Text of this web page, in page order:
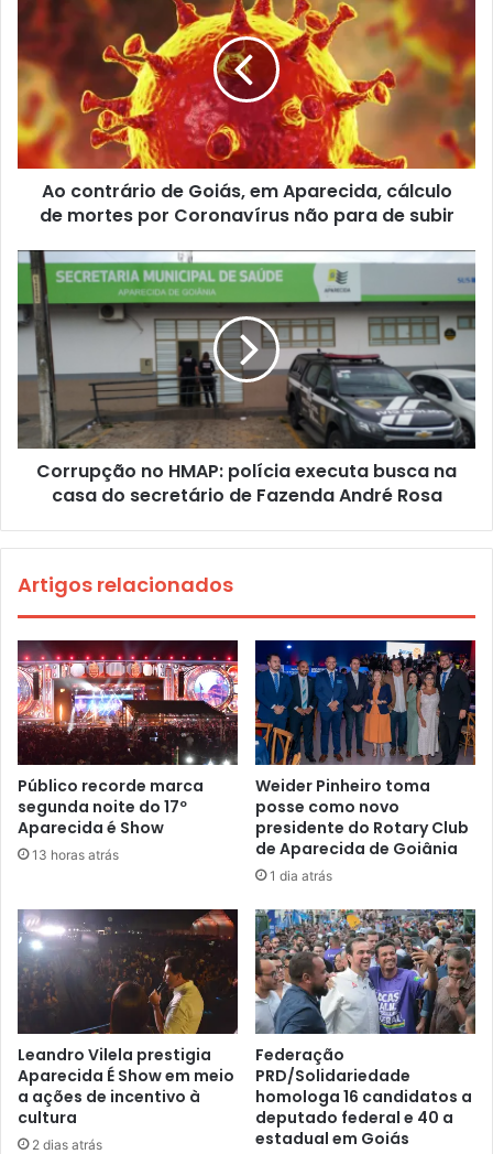
Ao contrário de Goiás, em Aparecida, cálculo
de mortes por Coronavírus não para de subir
Corrupção no HMAP: polícia executa busca na
casa do secretário de Fazenda André Rosa
Artigos relacionados
Público recorde marca
segunda noite do 17º
Aparecida é Show
13 horas atrás
Weider Pinheiro toma
posse como novo
presidente do Rotary Club
de Aparecida de Goiânia
1 dia atrás
Leandro Vilela prestigia
Aparecida É Show em meio
a ações de incentivo à
cultura
2 dias atrás
Federação
PRD/Solidariedade
homologa 16 candidatos a
deputado federal e 40 a
estadual em Goiás